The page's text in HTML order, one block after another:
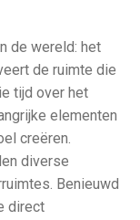
de wereld: het
de ruimte die
tijd over het
elementen
creëren.
diverse
Benieuwd
direct